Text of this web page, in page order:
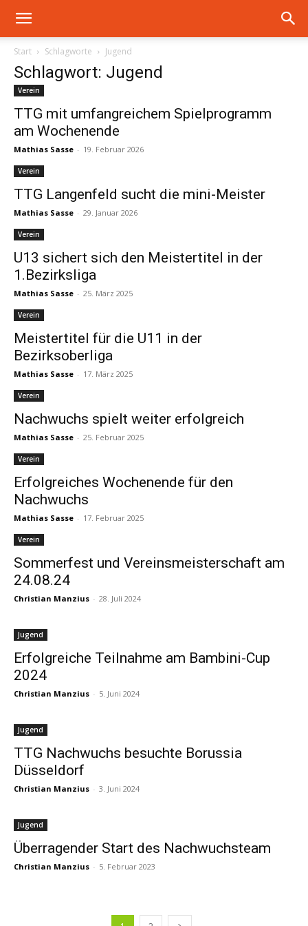
Start Schlagworte Jugend
Schlagwort: Jugend
Verein
TTG mit umfangreichem Spielprogramm
am Wochenende
Mathias Sasse - 19. Februar 2026
Verein
TTG Langenfeld sucht die mini-Meister
Mathias Sasse - 29. Januar 2026
Verein
U13 sichert sich den Meistertitel in der
1.Bezirksliga
Mathias Sasse - 25. März 2025
Verein
Meistertitel für die U11 in der
Bezirksoberliga
Mathias Sasse - 17. März 2025
Verein
Nachwuchs spielt weiter erfolgreich
Mathias Sasse - 25. Februar 2025
Verein
Erfolgreiches Wochenende für den
Nachwuchs
Mathias Sasse - 17. Februar 2025
Verein
Sommerfest und Vereinsmeisterschaft am
24.08.24
Christian Manzius - 28. Juli 2024
Jugend
Erfolgreiche Teilnahme am Bambini-Cup
2024
Christian Manzius - 5. Juni 2024
Jugend
TTG Nachwuchs besuchte Borussia
Düsseldorf
Christian Manzius - 3. Juni 2024
Jugend
Überragender Start des Nachwuchsteam
Christian Manzius - 5. Februar 2023